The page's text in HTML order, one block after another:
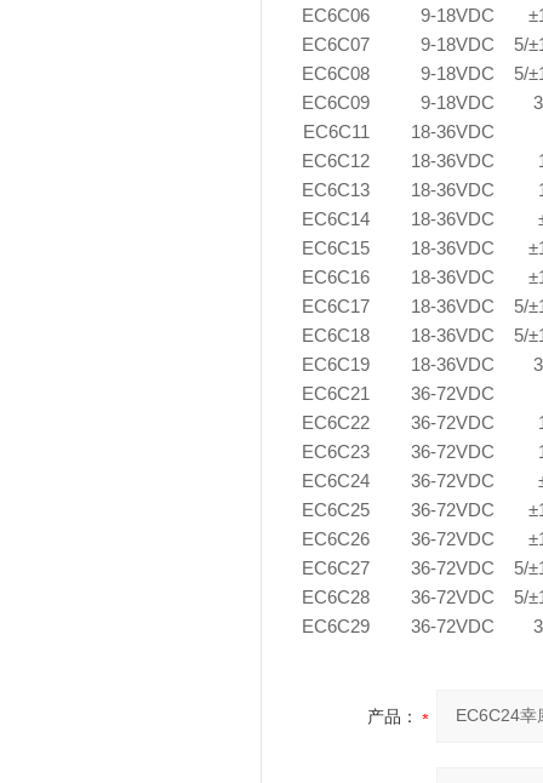
EC6C06
9-18VDC
EC6C07
9-18VDC
5/
EC6C08
9-18VDC
5/
EC6C09
9-18VDC
EC6C11
18-36VDC
EC6C12
18-36VDC
EC6C13
18-36VDC
EC6C14
18-36VDC
EC6C15
18-36VDC
EC6C16
18-36VDC
EC6C17
18-36VDC
5/
EC6C18
18-36VDC
5/
EC6C19
18-36VDC
EC6C21
36-72VDC
EC6C22
36-72VDC
EC6C23
36-72VDC
EC6C24
36-72VDC
EC6C25
36-72VDC
EC6C26
36-72VDC
EC6C27
36-72VDC
5/
EC6C28
36-72VDC
5/
EC6C29
36-72VDC
产品：